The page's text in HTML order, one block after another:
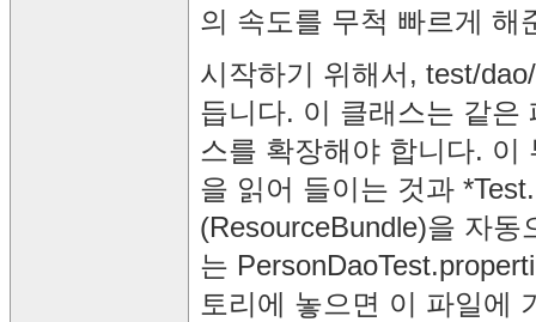
의 속도를 무척 빠르게 해
시작하기 위해서, test/
듭니다. 이 클래스는 같
스를 확장해야 합니다.
을 읽어 들이는 것과
(ResourceBundle)을 자
는
토리에 놓으면 이 파일에